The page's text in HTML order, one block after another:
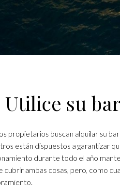
Utilice su
propietarios buscan alquilar su
están dispuestos a garantizar
durante todo el año
cubrir ambas cosas, pero, como